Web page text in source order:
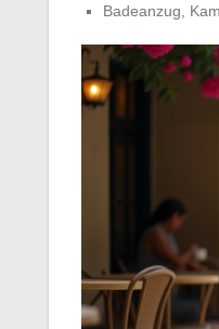
Badeanzug,